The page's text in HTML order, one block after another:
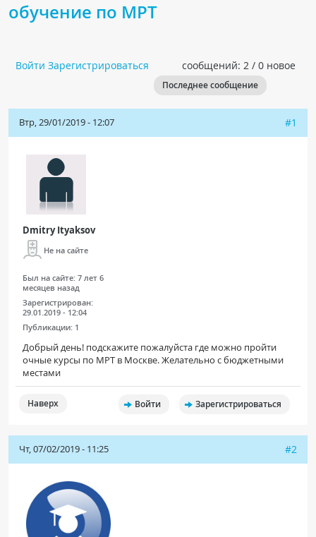
Форум
ОБРАЗОВАНИЕ
Интерактивные задания
Презентации
Публикации
Видео
Журнал "Лучевая диагностика и терапия"
КНИЖНЫЙ МАГАЗИН
ПАЦИЕНТАМ
Где пройти обследование
Компьютерная томография (КТ)
Магнитно-резонансная томография (МРТ)
Спросить врача
обучение по МРТ
сообщений: 2 / 0 новое
Войти Зарегистрироваться
Последнее сообщение
Втр, 29/01/2019 - 12:07 #1
Dmitry Ityaksov
Не на сайте
Был на сайте: 7 лет 6
месяцев назад
Зарегистрирован:
29.01.2019 - 12:04
Публикации: 1
Добрый день! подскажите пожалуйста где можно пройти
очные курсы по МРТ в Москве. Желательно с бюджетными
местами
Наверх Войти Зарегистрироваться
Чт, 07/02/2019 - 11:25 #2